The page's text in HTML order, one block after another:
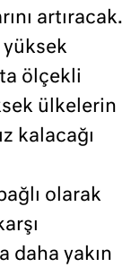
artıracak.
yüksek
ölçekli
ülkelerin
kalacağı
olarak
daha yakın